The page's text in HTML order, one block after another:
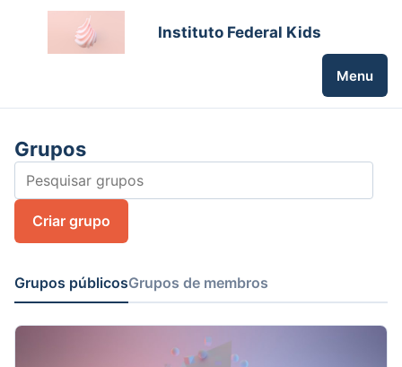
Instituto Federal Kids
Menu
Grupos
Criar grupo
Grupos públicosGrupos de membros